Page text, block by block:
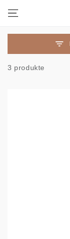
SPRINGEN
3 produkte